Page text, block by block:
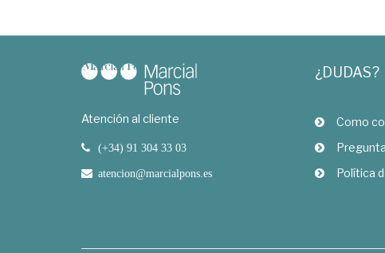
Atención al cliente
(+34) 91 304 33 03
atencion@marcialpons.es
¿DUDAS?
Como
Política